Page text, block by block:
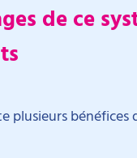
de ce
plusieurs bénéfices